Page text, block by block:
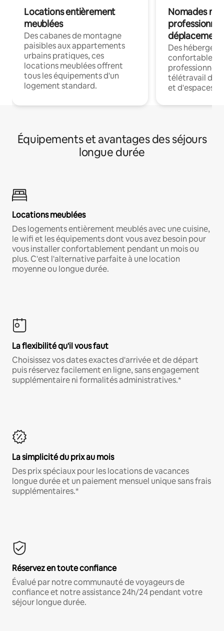
Locations entièrement
meublées
Des cabanes de montagne
paisibles aux appartements
urbains pratiques, ces
locations meublées offrent
tous les équipements d'un
logement standard.
Nomades
déplacement
Des
confortables
professionnels
télétravail
et d'espaces
Équipements et avantages des séjours
longue durée
Locations meublées
Des logements entièrement meublés avec une cuisine,
le wifi et les équipements dont vous avez besoin pour
vous installer confortablement pendant un mois ou
plus. C'est l'alternative parfaite à une location
moyenne ou longue durée.
La flexibilité qu'il vous faut
Choisissez vos dates exactes d'arrivée et de départ
puis réservez facilement en ligne, sans engagement
supplémentaire ni formalités administratives.*
La simplicité du prix au mois
Des prix spéciaux pour les locations de vacances
longue durée et un paiement mensuel unique sans frais
supplémentaires.*
Réservez en toute confiance
Évalué par notre communauté de voyageurs de
confiance et notre assistance 24h/24 pendant votre
séjour longue durée.